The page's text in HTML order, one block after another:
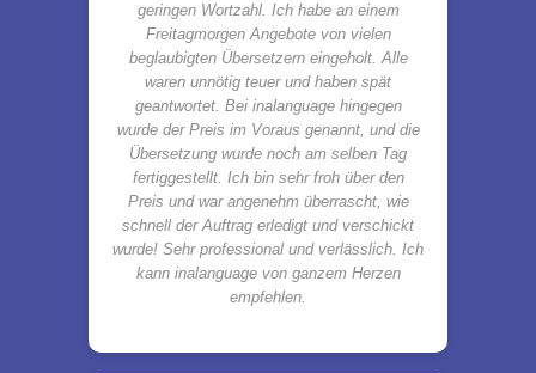
geringen Wortzahl. Ich habe an einem
Freitagmorgen Angebote von vielen
beglaubigten Übersetzern eingeholt. Alle
waren unnötig teuer und haben spät
geantwortet. Bei inalanguage hingegen
wurde der Preis im Voraus genannt, und die
Übersetzung wurde noch am selben Tag
fertiggestellt. Ich bin sehr froh über den
Preis und war angenehm überrascht, wie
schnell der Auftrag erledigt und verschickt
wurde! Sehr professional und verlässlich. Ich
kann inalanguage von ganzem Herzen
empfehlen.